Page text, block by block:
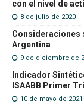
con el nivel de
8 de julio de 2020
Consideraciones
Argentina
9 de diciembre de
Indicador
ISAABB Primer
10 de mayo de 2021